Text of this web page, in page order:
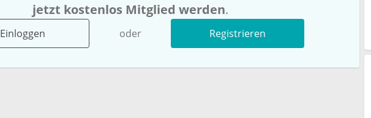
jetzt kostenlos Mitglied werden.
Einloggen oder Registrieren